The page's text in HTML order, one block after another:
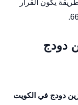
يكون القرار
دودج
دودج في الكويت